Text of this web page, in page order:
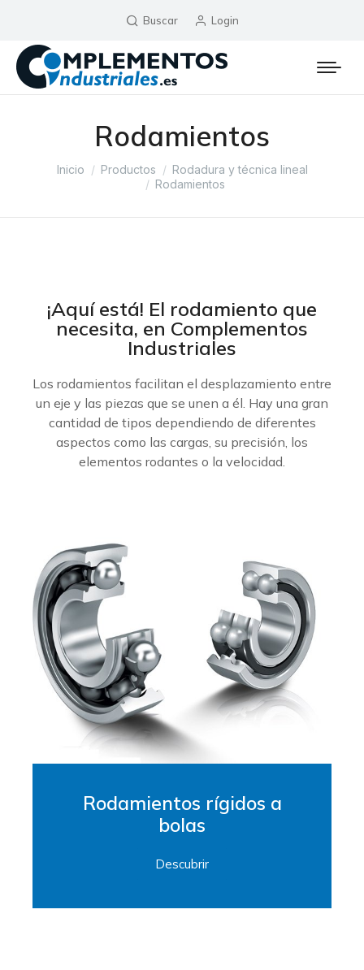
Buscar Login
Rodamientos
Estás aquí:
Inicio Productos
Rodadura y técnica lineal
Rodamientos
¡Aquí está! El rodamiento que
necesita, en Complementos
Industriales
Los rodamientos facilitan el desplazamiento entre
un eje y las piezas que se unen a él. Hay una gran
cantidad de tipos dependiendo de diferentes
aspectos como las cargas, su precisión, los
elementos rodantes o la velocidad.
Rodamientos rígidos a
bolas
Descubrir